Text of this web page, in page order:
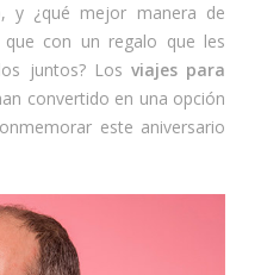
y ¿qué mejor manera de
con un regalo que les
juntos? Los viajes para
convertido en una opción
este aniversario